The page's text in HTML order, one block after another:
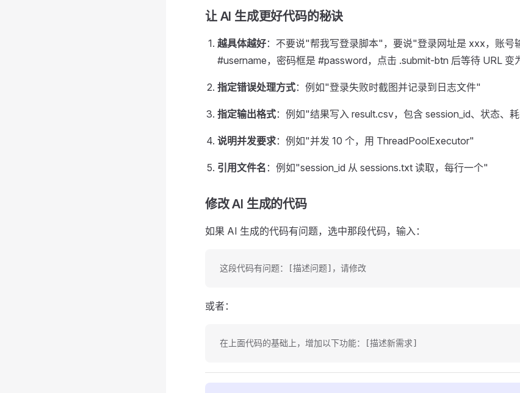
让 AI 生成更好代码的秘诀
越具体越好：不要说"帮我写登录脚本"，要说"登录网址是 xxx，账号
#username，密码框是 #password，点击 .submit-btn 后等待 URL 变
指定错误处理方式：例如"登录失败时截图并记录到日志文件"
指定输出格式：例如"结果写入 result.csv，包含 session_id、状态、
说明并发要求：例如"并发 10 个，用 ThreadPoolExecutor"
引用文件名 ：例如"session_id 从 sessions.txt 读取，每行一个"
修改 AI 生成的代码
如果 AI 生成的代码有问题，选中那段代码，输入：
这段代码有问题：[描述问题]，请修改
或者：
在上面代码的基础上，增加以下功能：[描述新需求]